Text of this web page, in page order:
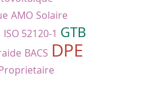
AMO Solaire
ISO 52120-1 GTB
BACS DPE